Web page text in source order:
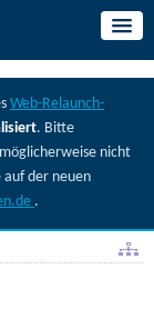
Web-Relaunch-
. Bitte
nicht
der neuen
.